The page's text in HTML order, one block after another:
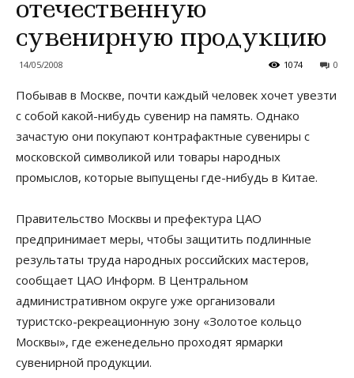
отечественную
сувенирную продукцию
14/05/2008 0
1074
Побывав в Москве, почти каждый человек хочет увезти
с собой какой-нибудь сувенир на память. Однако
зачастую они покупают контрафактные сувениры с
московской символикой или товары народных
промыслов, которые выпущены где-нибудь в Китае.
Правительство Москвы и префектура ЦАО
предпринимает меры, чтобы защитить подлинные
результаты труда народных российских мастеров,
сообщает ЦАО Информ. В Центральном
административном округе уже организовали
туристско-рекреационную зону «Золотое кольцо
Москвы», где еженедельно проходят ярмарки
сувенирной продукции.